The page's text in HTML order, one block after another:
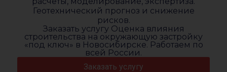
Геотехнический прогноз и снижение
рисков.
Заказать услугу Оценка влияния
строительства на окружающую застройку
«под ключ» в Новосибирске. Работаем по
всей России.
Заказать услугу